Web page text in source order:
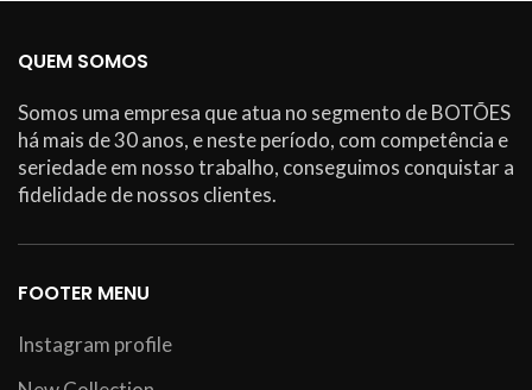
QUEM SOMOS
Somos uma empresa que atua no segmento de BOTÕES
há mais de 30 anos, e neste período, com competência e
seriedade em nosso trabalho, conseguimos conquistar a
fidelidade de nossos clientes.
FOOTER MENU
Instagram profile